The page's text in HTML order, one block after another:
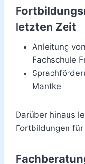
letzten Zeit
Anleitung
Fachschule
Mantke
Darüber hinaus
Fortbildungen